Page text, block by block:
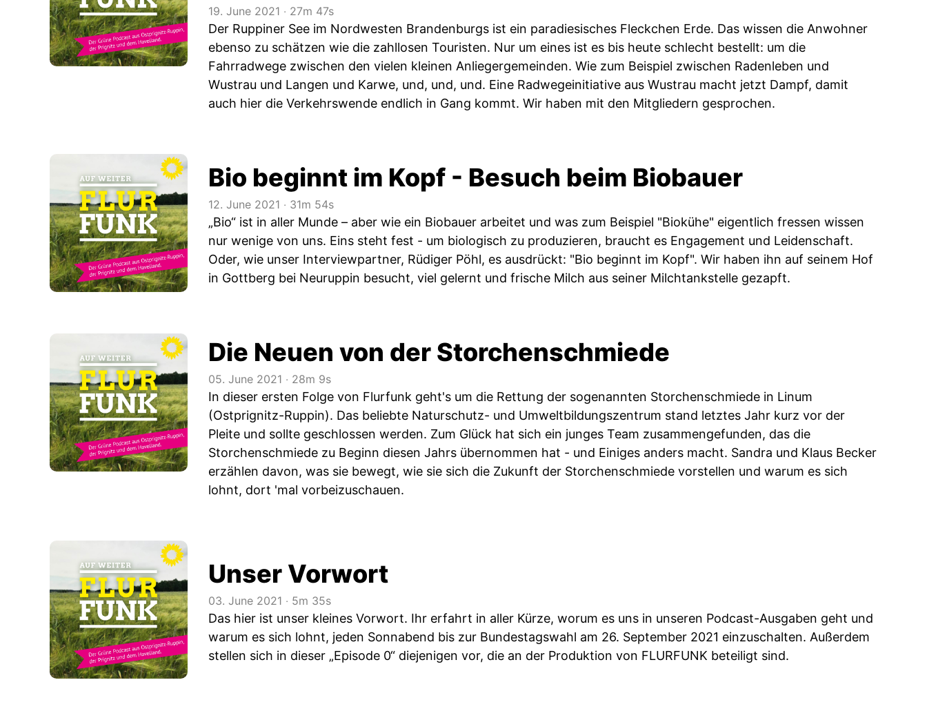
19. June 2021 ‧ 27m 47s
Der Ruppiner See im Nordwesten Brandenburgs ist ein paradiesisches Fleckchen Erde. Das wissen die Anwohner
ebenso zu schätzen wie die zahllosen Touristen. Nur um eines ist es bis heute schlecht bestellt: um die
Fahrradwege zwischen den vielen kleinen Anliegergemeinden. Wie zum Beispiel zwischen Radenleben und
Wustrau und Langen und Karwe, und, und, und. Eine Radwegeinitiative aus Wustrau macht jetzt Dampf, damit
auch hier die Verkehrswende endlich in Gang kommt. Wir haben mit den Mitgliedern gesprochen.
Bio beginnt im Kopf - Besuch beim Biobauer
12. June 2021 ‧ 31m 54s
„Bio“ ist in aller Munde – aber wie ein Biobauer arbeitet und was zum Beispiel "Biokühe" eigentlich fressen wissen
nur wenige von uns. Eins steht fest - um biologisch zu produzieren, braucht es Engagement und Leidenschaft.
Oder, wie unser Interviewpartner, Rüdiger Pöhl, es ausdrückt: "Bio beginnt im Kopf". Wir haben ihn auf seinem Hof
in Gottberg bei Neuruppin besucht, viel gelernt und frische Milch aus seiner Milchtankstelle gezapft.
Die Neuen von der Storchenschmiede
05. June 2021 ‧ 28m 9s
In dieser ersten Folge von Flurfunk geht's um die Rettung der sogenannten Storchenschmiede in Linum
(Ostprignitz-Ruppin). Das beliebte Naturschutz- und Umweltbildungszentrum stand letztes Jahr kurz vor der
Pleite und sollte geschlossen werden. Zum Glück hat sich ein junges Team zusammengefunden, das die
Storchenschmiede zu Beginn diesen Jahrs übernommen hat - und Einiges anders macht. Sandra und Klaus Becker
erzählen davon, was sie bewegt, wie sie sich die Zukunft der Storchenschmiede vorstellen und warum es sich
lohnt, dort 'mal vorbeizuschauen.
Unser Vorwort
03. June 2021 ‧ 5m 35s
Das hier ist unser kleines Vorwort. Ihr erfahrt in aller Kürze, worum es uns in unseren Podcast-Ausgaben geht und
warum es sich lohnt, jeden Sonnabend bis zur Bundestagswahl am 26. September 2021 einzuschalten. Außerdem
stellen sich in dieser „Episode 0“ diejenigen vor, die an der Produktion von FLURFUNK beteiligt sind.